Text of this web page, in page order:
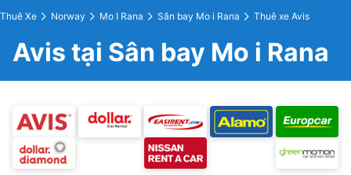
Thuê Xe Norway Mo I Rana Sân bay Mo i Rana Thuê xe Avis
Avis tại Sân bay Mo i Rana